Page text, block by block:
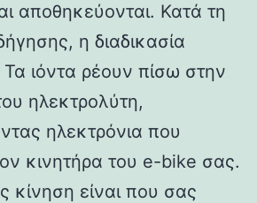
αποθηκεύονται. Κατά τη
η διαδικασία
Τα ιόντα ρέουν πίσω στην
ηλεκτρολύτη,
ηλεκτρόνια που
κινητήρα του e-bike σας.
κίνηση είναι που σας